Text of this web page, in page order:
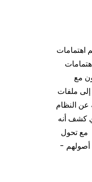
اهتمامات
مع
إلى ملفات
عن النظام
كشف أنه
مع تحول
أصولهم -